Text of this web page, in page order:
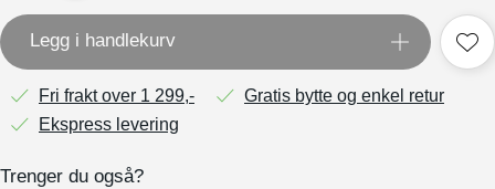
Legg i handlekurv
Fri frakt over 1 299,-
Gratis bytte og enkel retur
Ekspress levering
Trenger du også?